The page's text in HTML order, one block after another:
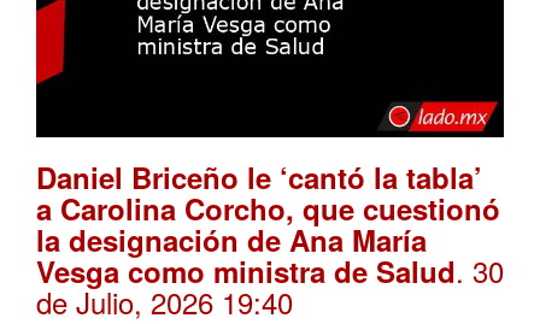
Daniel Briceño le ‘cantó la tabla’
a Carolina Corcho, que cuestionó
la designación de Ana María
Vesga como ministra de Salud. 30
de Julio, 2026 19:40